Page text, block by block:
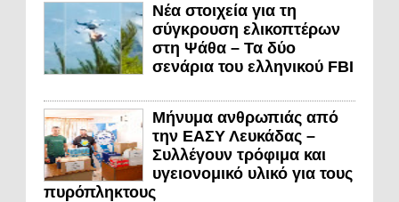
Νέα στοιχεία για τη
σύγκρουση ελικοπτέρων
στη Ψάθα – Τα δύο
σενάρια του ελληνικού FBI
Μήνυμα ανθρωπιάς από
την ΕΑΣΥ Λευκάδας –
Συλλέγουν τρόφιμα και
υγειονομικό υλικό για τους
πυρόπληκτους